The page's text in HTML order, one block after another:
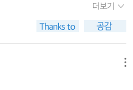
'허무함'을 가득 실어 그 수장의
홀로 두텁게 내던진다. 그 첫
모비 딕에게 복수하는 것임을
대하지만 결국에는 광기 어린
쫓기 시작합니다. 모비 딕만을
제할 수 없다는 걸 알기에 에
족 잡아나갑니다. 그리고 마
래와 상어와 악천후와 사투를
래잡이 출신인 목사는 '요나
어기고 도망가다가 바다에서
3일을 보내며 기도로 구원받
부유함을 얻었고 50나이에 젊
서
간과 청춘을 오직 고래잡이로
도 속에 자신을 던졌다.배우
.그런
더보기